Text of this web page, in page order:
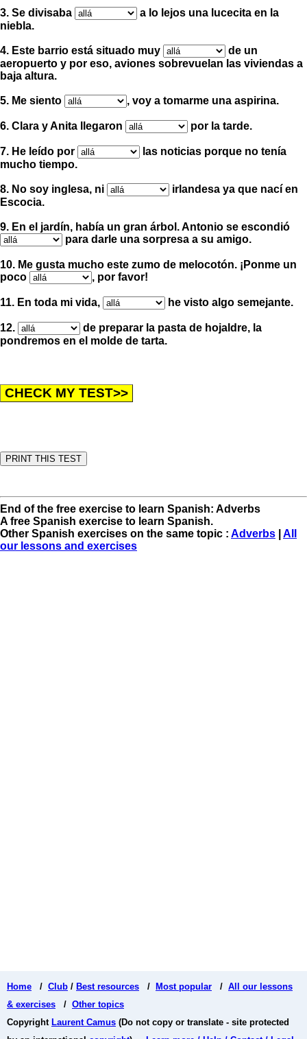
3. Se divisaba
a lo lejos una lucecita en la
niebla.
4. Este barrio está situado muy
de un
aeropuerto y por eso, aviones sobrevuelan las viviendas a
baja altura.
5. Me siento , voy a tomarme una aspirina.
6. Clara y Anita llegaron por la tarde.
7. He leído por
las noticias porque no tenía
mucho tiempo.
8. No soy inglesa, ni
irlandesa ya que nací en
Escocia.
9. En el jardín, había un gran árbol. Antonio se escondió
para darle una sorpresa a su amigo.
10. Me gusta mucho este zumo de melocotón. ¡ Ponme un
poco
, por favor!
11. En toda mi vida, he visto algo semejante.
12.
de preparar la pasta de hojaldre, la
pondremos en el molde de tarta.
End of the free exercise to learn Spanish: Adverbs
A free Spanish exercise to learn Spanish.
Other Spanish exercises on the same topic : Adverbs
All
our lessons and exercises
Home / Club / Best resources / Most popular / All our lessons
& exercises / Other topics
Copyright Laurent Camus (Do not copy or translate - site protected